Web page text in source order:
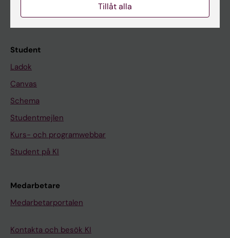
Student
Ladok
Canvas
Schema
Studentmejlen
Kurs- och programwebbar
Student på KI
Medarbetare
Medarbetarportalen
Kontakta och besök KI
Tillåt alla